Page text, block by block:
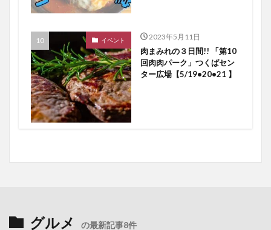
イベント 2023年5月11日
肉まみれの３日間!! 「第10
回肉肉パーク」つくばセン
ター広場【5/19•20•21 】
グルメ の最新記事8件